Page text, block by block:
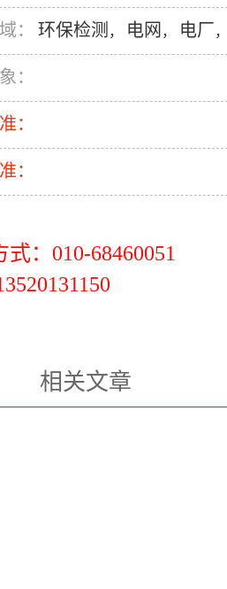
： 环保检测 ， 电网 ， 电厂，
：
：
：
式：010-68460051
相关文章